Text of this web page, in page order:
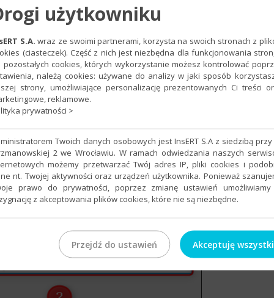
kliknąćOK.
użytkowniku
S.A. wraz ze swoimi partnerami, korzysta na swoich stronach z
(ciasteczek). Część z nich jest niezbędna dla funkcjonowania
pozostałych cookies, których wykorzystanie możesz kontrolować
należą cookies: używane do analizy w jaki sposób
strony, umożliwiające personalizację prezentowanych Ci treści
reklamowe.
prywatności >
Twoich danych osobowych jest InsERT S.A z siedzibą przy
2 we Wrocławiu. W ramach odwiedzania naszych
możemy przetwarzać Twój adres IP, pliki cookies i
nt. Twojej aktywności oraz urządzeń użytkownika. Ponieważ
prawo do prywatności, poprzez zmianę ustawień umożliwiamy
z akceptowania plików cookies, które nie są niezbędne.
Przejdź do ustawień Akceptuję